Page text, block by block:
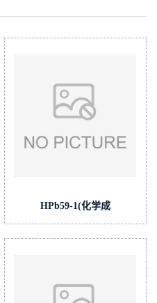
HPb59-1(化学成
份:P/Zn/Ni/Cu/Sn/As/Sb/Fe/Bi/